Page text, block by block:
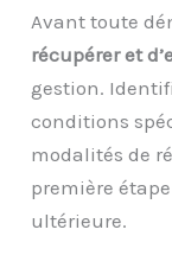
Avant toute
récupérer et
gestion.
conditions
modalités de
première
ultérieure.